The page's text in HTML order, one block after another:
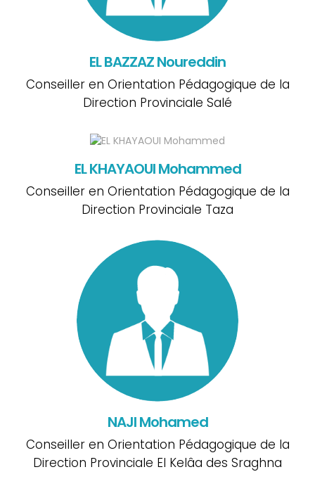
EL BAZZAZ Noureddin
Conseiller en Orientation Pédagogique de la
Direction Provinciale Salé
EL KHAYAOUI Mohammed
Conseiller en Orientation Pédagogique de la
Direction Provinciale Taza
NAJI Mohamed
Conseiller en Orientation Pédagogique de la
Direction Provinciale El Kelâa des Sraghna